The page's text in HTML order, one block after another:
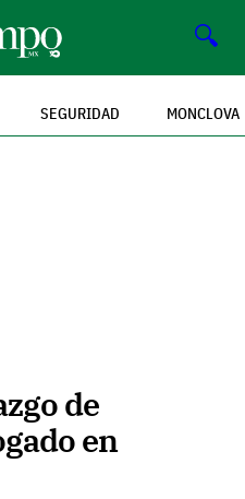
🔍
SEGURIDAD MONCLOVA
de
en